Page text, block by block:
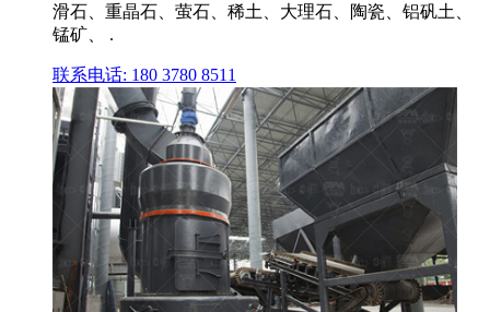
滑石、重晶石、萤石、稀土、大理石、陶瓷、铝矾土、
锰矿、 .
联系电话: 180 3780 8511